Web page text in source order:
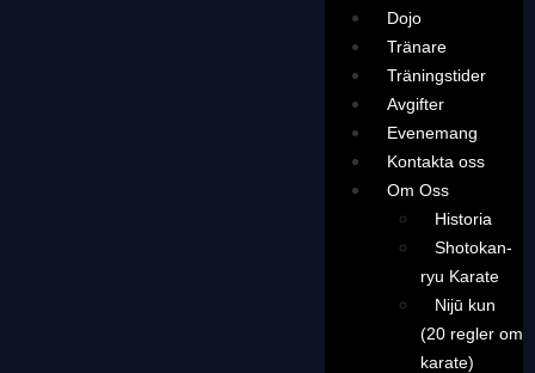
Dojo
Tränare
Träningstider
Avgifter
Evenemang
Kontakta oss
Om Oss
Historia
Shotokan-
ryu Karate
Nijū kun
(20 regler om
karate)